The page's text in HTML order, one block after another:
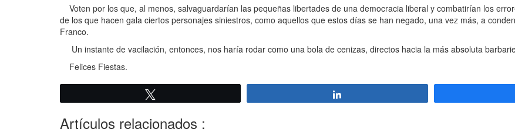
Voten por los que, al menos, salvaguardarían las pequeñas libertades de una democracia liberal y combatirían los
de los que hacen gala ciertos personajes siniestros, como aquellos que estos días se han negado, una vez más, a
Franco.
Un instante de vacilación, entonces, nos haría rodar como una bola de cenizas, directos hacia la más absoluta
Felices Fiestas.
Artículos relacionados :